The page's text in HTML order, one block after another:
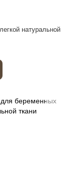
натуральной